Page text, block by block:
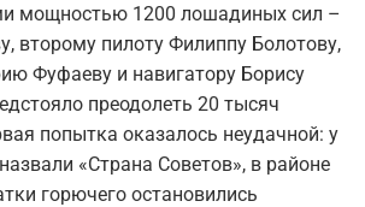
мощностью 1200 лошадиных сил –
второму пилоту Филиппу Болотову,
Фуфаеву и навигатору Борису
преодолеть 20 тысяч
попытка оказалось неудачной: у
«Страна Советов», в районе
горючего остановились